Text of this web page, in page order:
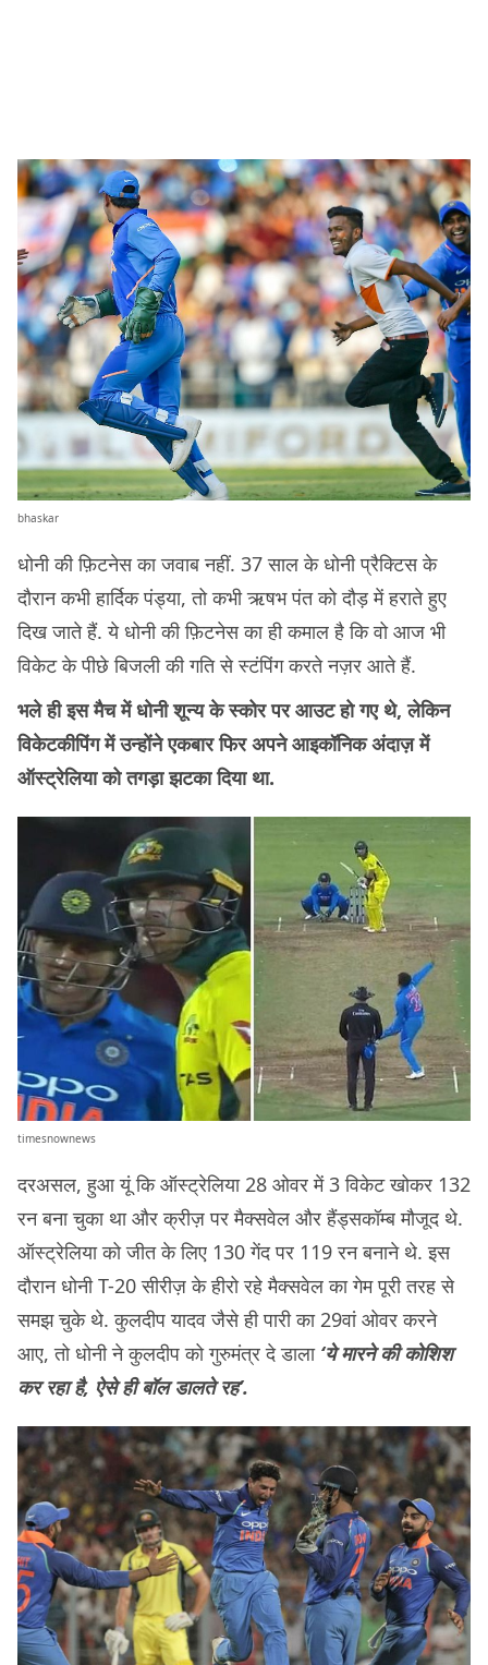
bhaskar
धोनी की फ़िटनेस का जवाब नहीं. 37 साल के धोनी प्रैक्टिस के
दौरान कभी हार्दिक पंड्या, तो कभी ऋषभ पंत को दौड़ में हराते हुए
दिख जाते हैं. ये धोनी की फ़िटनेस का ही कमाल है कि वो आज भी
विकेट के पीछे बिजली की गति से स्टंपिंग करते नज़र आते हैं.
भले ही इस मैच में धोनी शून्य के स्कोर पर आउट हो गए थे, लेकिन
विकेटकीपिंग में उन्होंने एकबार फिर अपने आइकॉनिक अंदाज़ में
ऑस्ट्रेलिया को तगड़ा झटका दिया था.
timesnownews
दरअसल, हुआ यूं कि ऑस्ट्रेलिया 28 ओवर में 3 विकेट खोकर 132
रन बना चुका था और क्रीज़ पर मैक्सवेल और हैंड्सकॉम्ब मौजूद थे.
ऑस्ट्रेलिया को जीत के लिए 130 गेंद पर 119 रन बनाने थे. इस
दौरान धोनी T-20 सीरीज़ के हीरो रहे मैक्सवेल का गेम पूरी तरह से
समझ चुके थे. कुलदीप यादव जैसे ही पारी का 29वां ओवर करने
आए, तो धोनी ने कुलदीप को गुरुमंत्र दे डाला ‘ये मारने की कोशिश
कर रहा है, ऐसे ही बॉल डालते रह’.